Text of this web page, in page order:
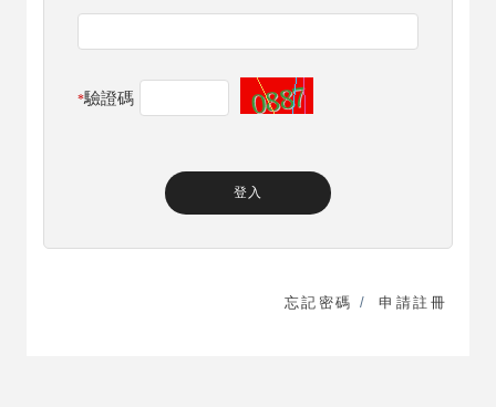
*驗證碼
忘記密碼 / 申請註冊